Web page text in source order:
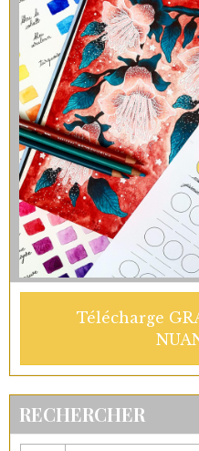
Télécharge
RECHERCHER